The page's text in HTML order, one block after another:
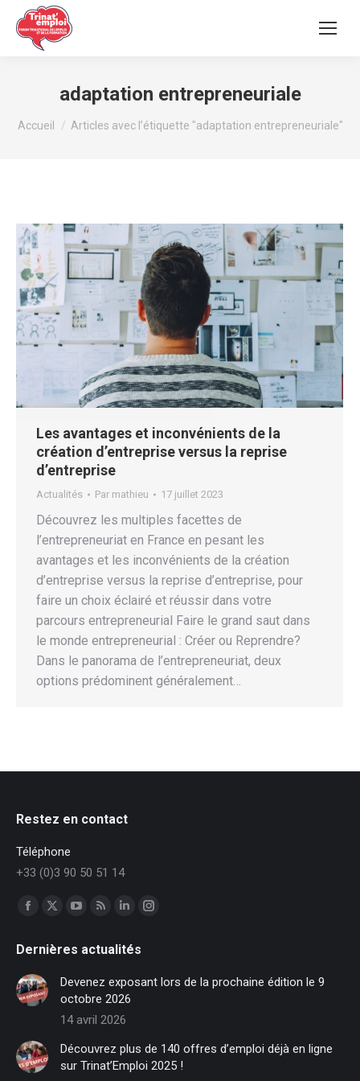
adaptation entrepreneuriale
Vous êtes ici :
Accueil Articles avec l’étiquette "adaptation entrepreneuriale"
Les avantages et inconvénients de la
création d’entreprise versus la reprise
d’entreprise
Actualités Par mathieu 17 juillet 2023
Découvrez les multiples facettes de
l’entrepreneuriat en France en pesant les
avantages et les inconvénients de la création
d’entreprise versus la reprise d’entreprise, pour
faire un choix éclairé et réussir dans votre
parcours entrepreneurial Faire le grand saut dans
le monde entrepreneurial : Créer ou Reprendre?
Dans le panorama de l’entrepreneuriat, deux
options prédominent généralement…
Restez en contact
Téléphone
+33 (0)3 90 50 51 14
Trouvez nous sur :
Facebook
opens
in
new
window
X
opens
new
window
opens
in
new
window
opens
in
new
window
LinkedIn
opens
in
new
window
Instagram
in
Dernières actualités
Devenez exposant lors de la prochaine édition le 9
octobre 2026
14 avril 2026
Découvrez plus de 140 offres d’emploi déjà en ligne
sur Trinat’Emploi 2025 !